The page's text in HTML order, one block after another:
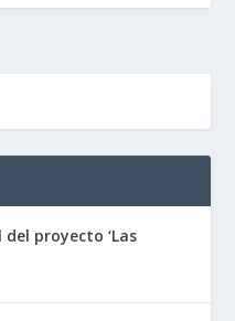
del proyecto ‘Las